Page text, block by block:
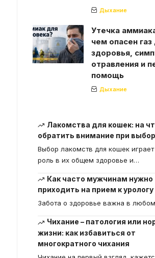
Дыхание
Утечка
чем опасен газ
здоровья,
отравления и
помощь
Дыхание
Лакомства для кошек: на
обратить внимание при
Выбор лакомств для кошек
роль в их общем здоровье и…
Как часто мужчинам нужно
приходить на прием к урологу
Забота о здоровье важна в
Чихание – патология или
жизни: как избавиться от
многократного чихания